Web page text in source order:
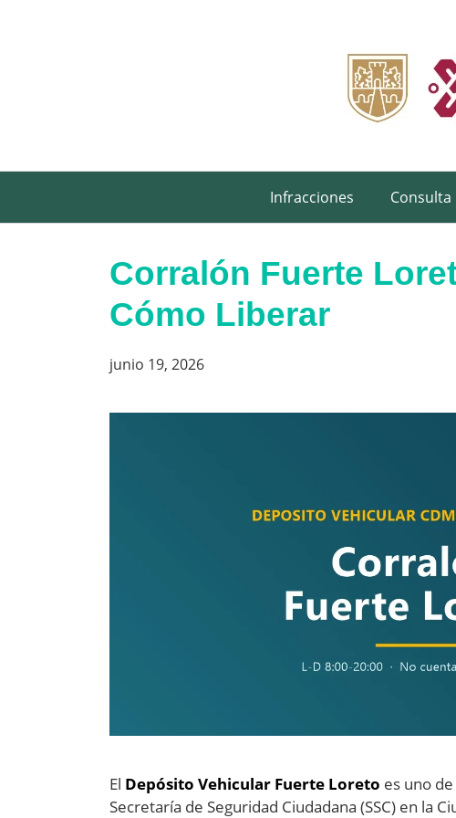
Infracciones Consulta
Corralón Fuerte
Cómo Liberar
junio 19, 2026
El Depósito Vehicular Fuerte Loreto es uno
Secretaría de Seguridad Ciudadana (SSC) en la